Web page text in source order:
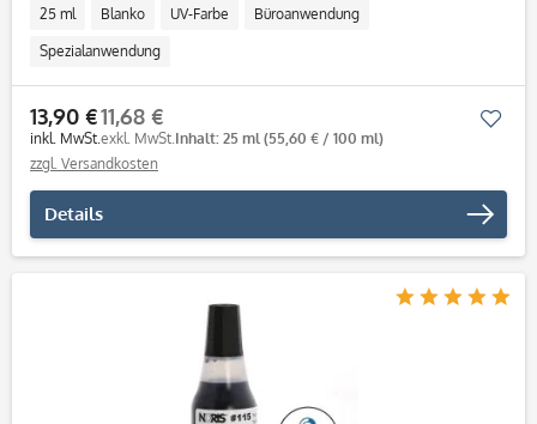
25 ml Blanko UV-Farbe Büroanwendung
Spezialanwendung
13,90 €
inkl. MwSt.
11,68 €
exkl. MwSt.Inhalt: 25 ml (55,60 € / 100 ml)
zzgl. Versandkosten
Details